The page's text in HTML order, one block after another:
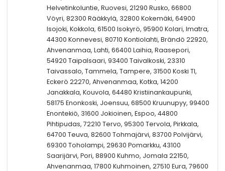
Helvetinkoluntie, Ruovesi, 21290 Rusko, 66800
Vöyri, 82300 Rääkkylä, 32800 Kokemäki, 64900
Isojoki, Kokkola, 61500 Isokyrö, 95900 Kolari, Imatra,
44300 Konnevesi, 80710 Kontiolahti, Brändö 22920,
Ahvenanmaa, Lahti, 66400 Laihia, Raasepori,
54920 Taipalsaari, 93400 Taivalkoski, 23310
Taivassalo, Tammela, Tampere, 31500 Koski Tl,
Eckerö 22270, Ahvenanmaa, Kotka, 14200
Janakkala, Kouvola, 64480 Kristiinankaupunki,
58175 Enonkoski, Joensuu, 68500 Kruunupyy, 99400
Enontekiö, 31600 Jokioinen, Espoo, 44800
Pihtipudas, 72210 Tervo, 95300 Tervola, Pirkkala,
64700 Teuva, 82600 Tohmajärvi, 83700 Polvijärvi,
69300 Toholampi, 29630 Pomarkku, 43100
Saarijärvi, Pori, 88900 Kuhmo, Jomala 22150,
Ahvenanmaa, 17800 Kuhmoinen, 27510 Eura, 79600